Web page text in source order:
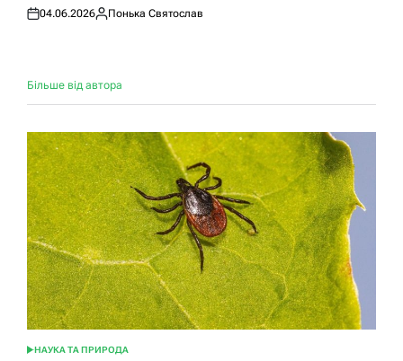
Оприлюднено
04.06.2026
Опубліковано
Понька Святослав
Більше від автора
ОПУБЛІКУВАТИ
НАУКА ТА ПРИРОДА